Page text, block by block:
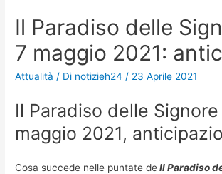
Il Paradiso delle
7 maggio 2021:
Attualità / Di notizieh24 / 23 Aprile 2021
Il Paradiso delle
maggio 2021,
Cosa succede nelle puntate deIl Paradiso